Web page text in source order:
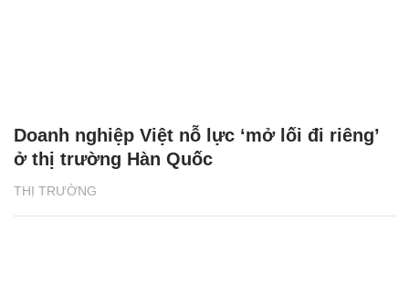
THỊ TRƯỜNG
Doanh nghiệp Việt nỗ lực ‘mở lối đi riêng’
ở thị trường Hàn Quốc